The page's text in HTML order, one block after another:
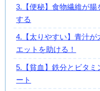
3.【便秘】食物繊維が腸
する
4.【太りやすい】青汁が
エットを助ける！
5.【貧血】鉄分とビタ
ート